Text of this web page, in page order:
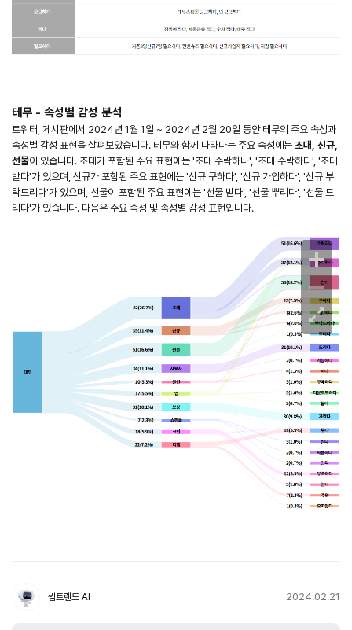
테무 - 속성별 감성 분석
트위터, 게시판에서 2024년 1월 1일 ~ 2024년 2월 20일 동안 테무의 주요 속성과
속성별 감성 표현을 살펴보았습니다. 테무와 함께 나타나는 주요 속성에는 초대, 신규,
선물이 있습니다. 초대가 포함된 주요 표현에는 '초대 수락하나', '초대 수락하다', '초대
받다'가 있으며, 신규가 포함된 주요 표현에는 '신규 구하다', '신규 가입하다', '신규 부
탁드리다'가 있으며, 선물이 포함된 주요 표현에는 '선물 받다', '선물 뿌리다', '선물 드
리다'가 있습니다. 다음은 주요 속성 및 속성별 감성 표현입니다.
2024.02.21
썸트렌드 AI